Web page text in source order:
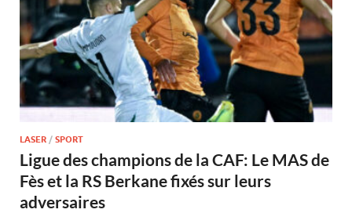
LASER / SPORT
Ligue des champions de la CAF: Le MAS de
Fès et la RS Berkane fixés sur leurs
adversaires